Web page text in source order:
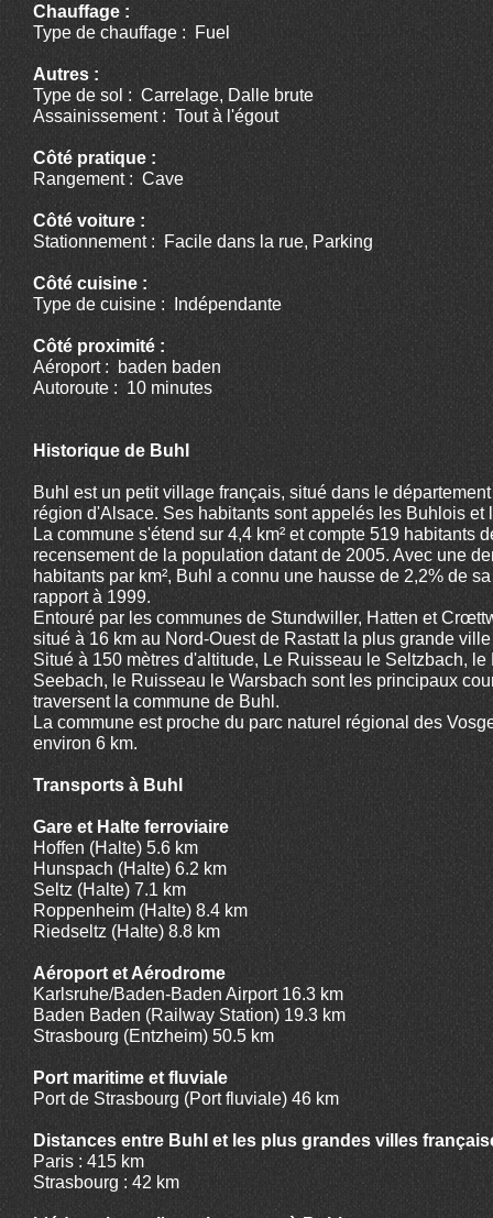
Chauffage :
Type de chauffage : Fuel
Autres :
Type de sol : Carrelage, Dalle brute
Assainissement : Tout à l'égout
Côté pratique :
Rangement : Cave
Côté voiture :
Stationnement : Facile dans la rue, Parking
Côté cuisine :
Type de cuisine : Indépendante
Côté proximité :
Aéroport : baden baden
Autoroute : 10 minutes
Historique de Buhl
Buhl est un petit village français, situé dans le
région d'Alsace. Ses habitants sont appelés les Buhlois et
La commune s'étend sur 4,4 km² et compte 519 habitants
recensement de la population datant de 2005. Avec une
habitants par km², Buhl a connu une hausse de 2,2% de
rapport à 1999.
Entouré par les communes de Stundwiller, Hatten et
situé à 16 km au Nord-Ouest de Rastatt la plus grande
Situé à 150 mètres d'altitude, Le Ruisseau le Seltzbach, le
Seebach, le Ruisseau le Warsbach sont les principaux
traversent la commune de Buhl.
La commune est proche du parc naturel régional des
environ 6 km.
Transports à Buhl
Gare et Halte ferroviaire
Hoffen (Halte) 5.6 km
Hunspach (Halte) 6.2 km
Seltz (Halte) 7.1 km
Roppenheim (Halte) 8.4 km
Riedseltz (Halte) 8.8 km
Aéroport et Aérodrome
Karlsruhe/Baden-Baden Airport 16.3 km
Baden Baden (Railway Station) 19.3 km
Strasbourg (Entzheim) 50.5 km
Port maritime et fluviale
Port de Strasbourg (Port fluviale) 46 km
Distances entre Buhl et les plus grandes villes
Paris : 415 km
Strasbourg : 42 km